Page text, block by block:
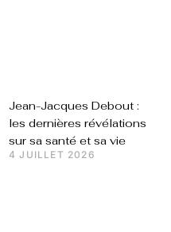
Jean-Jacques Debout :
les dernières révélations
sur sa santé et sa vie
4 JUILLET 2026